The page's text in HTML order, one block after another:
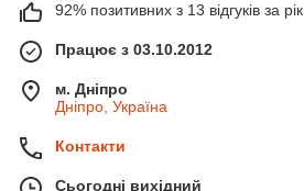
92% позитивних з 13 відгуків за рік
Працює з 03.10.2012
м. Дніпро
Дніпро, Україна
Контакти
Сьогодні вихідний